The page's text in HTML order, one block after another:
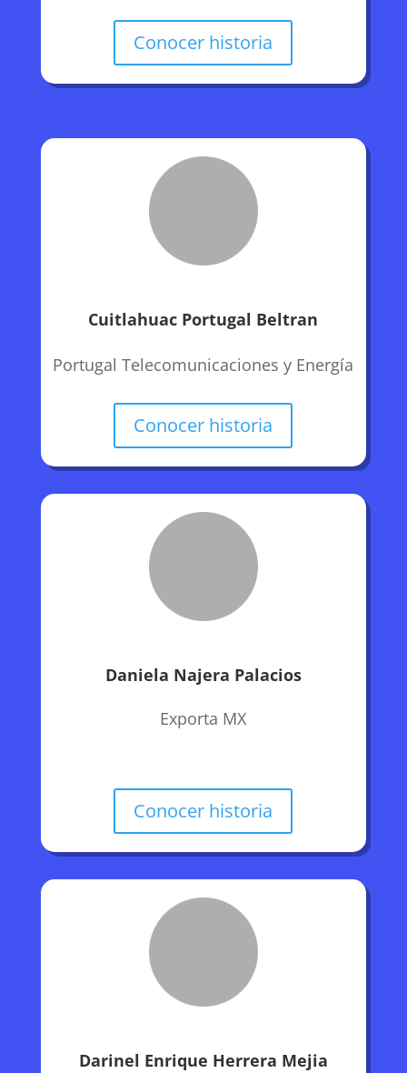
Conocer historia
Cuitlahuac Portugal Beltran
Portugal Telecomunicaciones y Energía
Conocer historia
Daniela Najera Palacios
Exporta MX
Conocer historia
Darinel Enrique Herrera Mejia